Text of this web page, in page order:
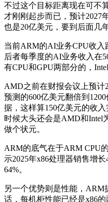
不过这个目标距离现在可不
才刚刚起步而已，预计2027
也是20亿美元，要到后面几
当前ARM的AI业务CPU收入
后者每季度的AI业务收入在
有CPU和GPU两部分的，
AMD之前在财报会议上预计
预测的600亿美元翻倍到
据，这样算150亿美元的收
时候大头还会是AMD和Intel
做个状元。
ARM的底气在于ARM CPU
示2025年x86处理器销售增
64%。
另一个优势则是性能，ARM
话，每机柜性能已经是x86